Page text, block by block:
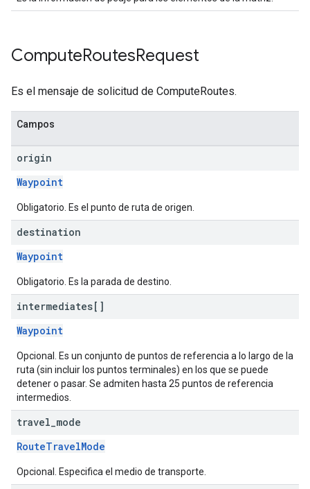
ComputeRoutesRequest
Es el mensaje de solicitud de ComputeRoutes.
Campos
origin
Waypoint
Obligatorio. Es el punto de ruta de origen.
destination
Waypoint
Obligatorio. Es la parada de destino.
intermediates[]
Waypoint
Opcional. Es un conjunto de puntos de referencia a lo largo de la
ruta (sin incluir los puntos terminales) en los que se puede
detener o pasar. Se admiten hasta 25 puntos de referencia
intermedios.
travel mode
RouteTravelMode
Opcional. Especifica el medio de transporte.